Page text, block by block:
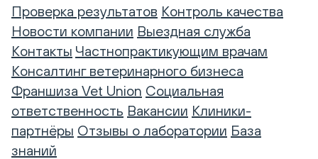
Проверка результатов Контроль качества
Новости компании Выездная служба
Контакты Частнопрактикующим врачам
Консалтинг ветеринарного бизнеса
Франшиза Vet Union Социальная
ответственность Вакансии Клиники-
партнёры Отзывы о лаборатории База
знаний